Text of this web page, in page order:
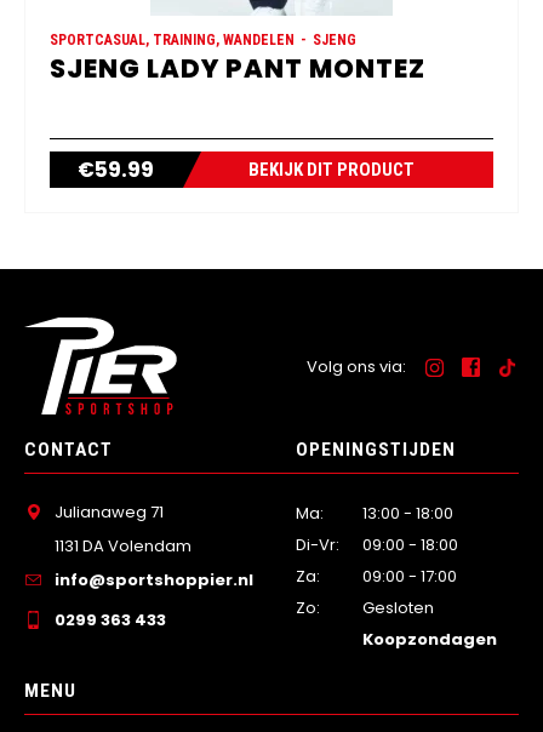
SPORTCASUAL, TRAINING, WANDELEN SJENG
SJENG LADY PANT MONTEZ
€59.99 BEKIJK DIT PRODUCT
Volg ons via:
CONTACT
Julianaweg 71
1131 DA Volendam
info@sportshoppier.nl
0299 363 433
OPENINGSTIJDEN
Ma:
13:00 - 18:00
Di-Vr:
09:00 - 18:00
Za:
09:00 - 17:00
Zo:
Gesloten
Koopzondagen
MENU